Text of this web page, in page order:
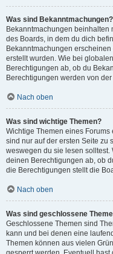
Was sind Bekanntmachungen?
Bekanntmachungen beinhalten
des Boards, in dem du dich
Bekanntmachungen
erstellt wurden. Wie bei
Berechtigungen ab, ob du
Berechtigungen werden von
Nach oben
Was sind wichtige Themen?
Wichtige Themen eines
sind nur auf der ersten Seite zu
weswegen du sie lesen
deinen Berechtigungen ab, ob
die Berechtigungen stellt die
Nach oben
Was sind geschlossene
Geschlossene Themen sind
kann und bei denen eine
Themen können aus vielen